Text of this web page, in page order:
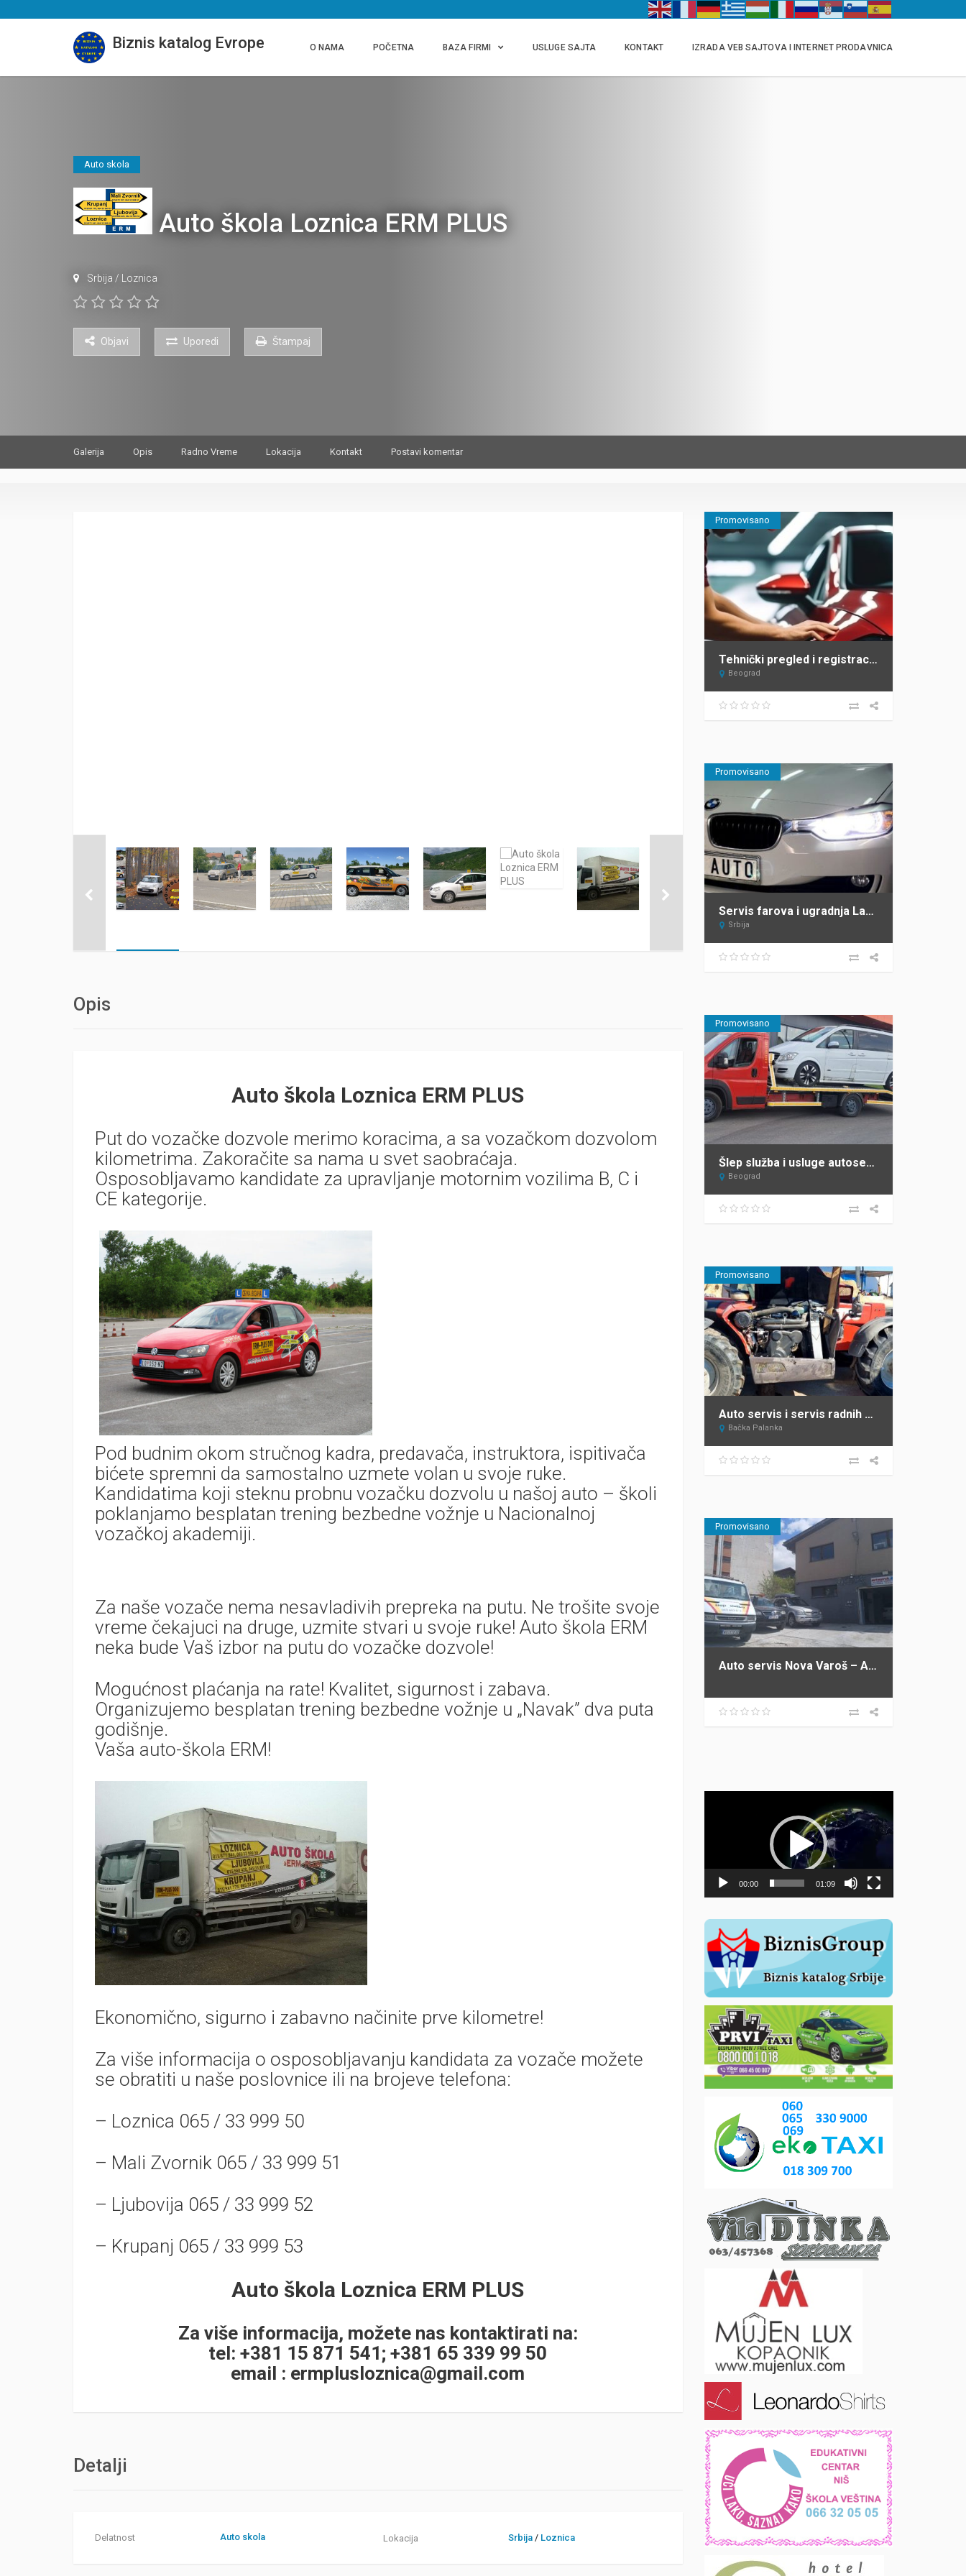
Biznis katalog Evrope O NAMA POČETNA BAZA FIRMI USLUGE SAJTA KONTAKT IZRADA VEB SAJTOVA I INTERNET PRODAVNICA
Auto skola
Auto škola Loznica ERM PLUS
Srbija / Loznica
Objavi Uporedi Štampaj
Galerija Opis Radno Vreme Lokacija Kontakt Postavi komentar
Opis
Auto škola Loznica ERM PLUS
Put do vozačke dozvole merimo koracima, a sa vozačkom dozvolom
kilometrima. Zakoračite sa nama u svet saobraćaja.
Osposobljavamo kandidate za upravljanje motornim vozilima B, C i
CE kategorije.
Pod budnim okom stručnog kadra, predavača, instruktora, ispitivača
bićete spremni da samostalno uzmete volan u svoje ruke.
Kandidatima koji steknu probnu vozačku dozvolu u našoj auto – školi
poklanjamo besplatan trening bezbedne vožnje u Nacionalnoj
vozačkoj akademiji.
Za naše vozače nema nesavladivih prepreka na putu. Ne trošite svoje
vreme čekajuci na druge, uzmite stvari u svoje ruke! Auto škola ERM
neka bude Vaš izbor na putu do vozačke dozvole!
Mogućnost plaćanja na rate! Kvalitet, sigurnost i zabava.
Organizujemo besplatan trening bezbedne vožnje u „Navak” dva puta
godišnje.
Vaša auto-škola ERM!
Ekonomično, sigurno i zabavno načinite prve kilometre!
Za više informacija o osposobljavanju kandidata za vozače možete
se obratiti u naše poslovnice ili na brojeve telefona:
– Loznica 065 / 33 999 50
– Mali Zvornik 065 / 33 999 51
– Ljubovija 065 / 33 999 52
– Krupanj 065 / 33 999 53
Auto škola Loznica ERM PLUS
Za više informacija, možete nas kontaktirati na:
tel: +381 15 871 541; +381 65 339 99 50
email : ermplusloznica@gmail.com
Detalji
Delatnost Auto skola Lokacija Srbija/ Loznica
Promovisano
Tehnički pregled i registracija vozila Beograd Top Heel Tim Group
Beograd
Promovisano
Servis farova i ugradnja Lazarevac – ProAuto
Srbija
Promovisano
Šlep služba i usluge autoservisa Mane Beograd
Beograd
Promovisano
Auto servis i servis radnih mašina Bačka Palanka Krnajac
Bačka Palanka
Promovisano
Auto servis Nova Varoš – Auto servis IKA
00:00 01:09